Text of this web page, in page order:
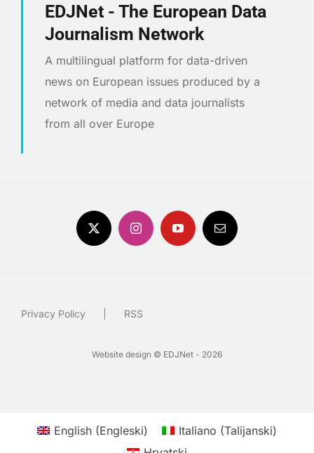
EDJNet - The European Data
Journalism Network
A multilingual platform for data-driven
news on European issues produced by a
network of media and data journalists
from all over Europe
Privacy Policy RSS
Website design © EDJNet - 2026
English (Engleski) Italiano (Talijanski)